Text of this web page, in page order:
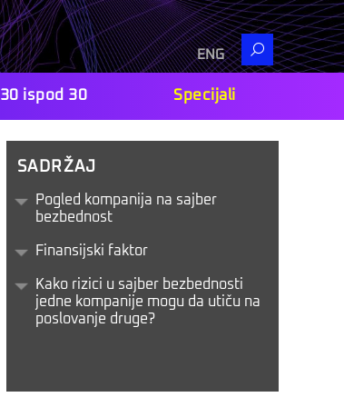
ENG
Search
30 ispod 30 Specijali
SADRŽAJ
Pogled kompanija na sajber
bezbednost
Finansijski faktor
Kako rizici u sajber bezbednosti
jedne kompanije mogu da utiču na
poslovanje druge?